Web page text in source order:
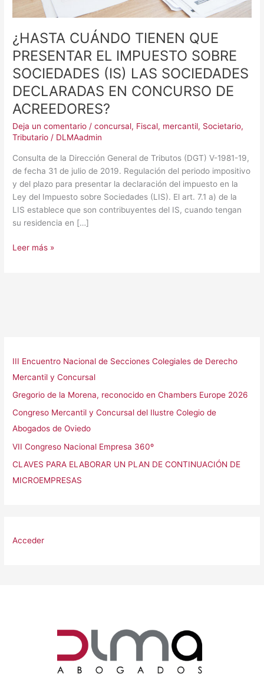
¿HASTA CUÁNDO TIENEN QUE
PRESENTAR EL IMPUESTO SOBRE
SOCIEDADES (IS) LAS SOCIEDADES
DECLARADAS EN CONCURSO DE
ACREEDORES?
Deja un comentario /concursal, Fiscal, mercantil, Societario,
Tributario / DLMAadmin
Consulta de la Dirección General de Tributos (DGT) V-1981-19,
de fecha 31 de julio de 2019. Regulación del periodo impositivo
y del plazo para presentar la declaración del impuesto en la
Ley del Impuesto sobre Sociedades (LIS). El art. 7.1 a) de la
LIS establece que son contribuyentes del IS, cuando tengan
su residencia en […]
SOCIEDADES
DECLARADAS
EN
CONCURSO
DE
ACREEDORES?
Leer más »
III Encuentro Nacional de Secciones Colegiales de Derecho
Mercantil y Concursal
Gregorio de la Morena, reconocido en Chambers Europe 2026
Congreso Mercantil y Concursal del Ilustre Colegio de
Abogados de Oviedo
VII Congreso Nacional Empresa 360º
CLAVES PARA ELABORAR UN PLAN DE CONTINUACIÓN DE
MICROEMPRESAS
Acceder